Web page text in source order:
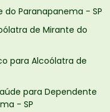
Paranapanema - SP
de Mirante do
para Alcoólatra de
para Dependente
- SP